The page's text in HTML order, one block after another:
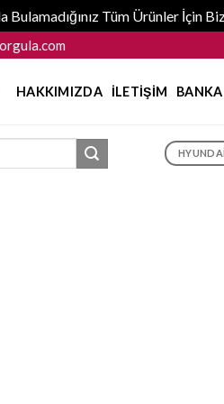
Bulamadığınız Tüm Ürünler İçin
HAKKIMIZDA İLETIŞIM